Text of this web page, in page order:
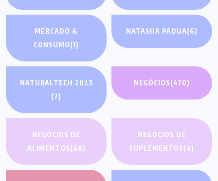
MERCADO &
CONSUMO(1)
NATASHA PÁDUA(6)
NATURALTECH 2023
(7)
NEGÓCIOS(470)
NEGÓCIOS DE
ALIMENTOS(48)
NEGÓCIOS DE
SUPLEMENTOS(4)